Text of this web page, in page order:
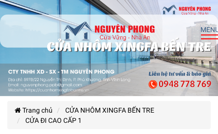
Trang chủ
CỬA NHÔM XINGFA BẾN TRE
CỬA ĐI CAO CẤP 1